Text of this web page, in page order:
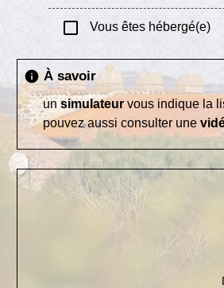
check_box_outline_blank Vous êtes hébergé(e)
info À savoir
unsimulateur vous indique la
pouvez aussi consulter une